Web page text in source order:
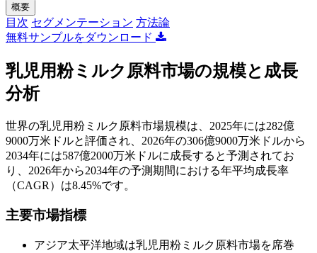
概要
目次 セグメンテーション 方法論
無料サンプルをダウンロード
乳児用粉ミルク原料市場の規模と成長
分析
世界の乳児用粉ミルク原料市場規模は、2025年には282億
9000万米ドルと評価され、2026年の306億9000万米ドルから
2034年には587億2000万米ドルに成長すると予測されてお
り、2026年から2034年の予測期間における年平均成長率
（CAGR）は8.45%です。
主要市場指標
アジア太平洋地域は乳児用粉ミルク原料市場を席巻